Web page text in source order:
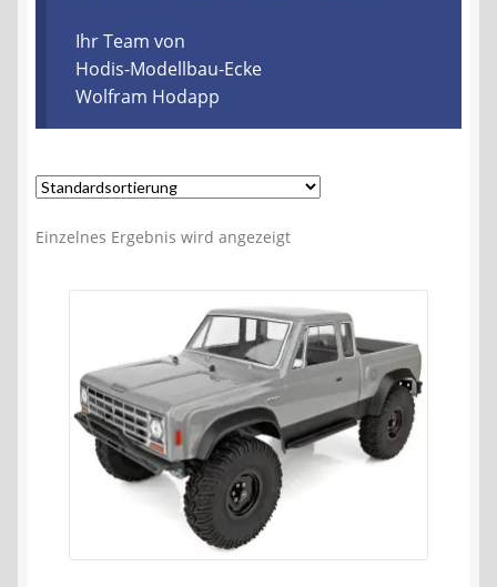
KontaktIhr Team von
Hodis-Modellbau-Ecke
Wolfram Hodapp
Einzelnes Ergebnis wird angezeigt